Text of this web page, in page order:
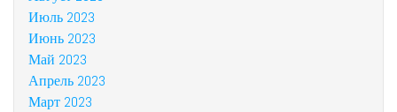
Июль 2023
Июнь 2023
Май 2023
Апрель 2023
Март 2023